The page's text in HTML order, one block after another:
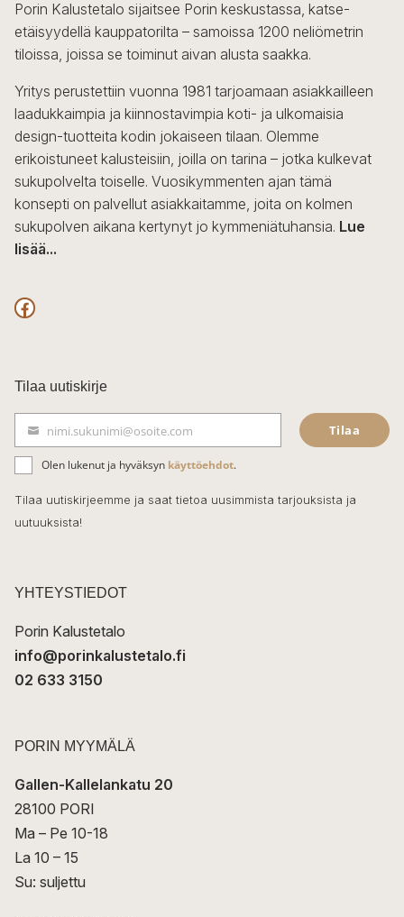
Porin Kalustetalo sijaitsee Porin keskustassa, katse-
etäisyydellä kauppatorilta – samoissa 1200 neliömetrin
tiloissa, joissa se toiminut aivan alusta saakka.
Yritys perustettiin vuonna 1981 tarjoamaan asiakkailleen
laadukkaimpia ja kiinnostavimpia koti- ja ulkomaisia
design-tuotteita kodin jokaiseen tilaan. Olemme
erikoistuneet kalusteisiin, joilla on tarina – jotka kulkevat
sukupolvelta toiselle. Vuosikymmenten ajan tämä
konsepti on palvellut asiakkaitamme, joita on kolmen
sukupolven aikana kertynyt jo kymmeniätuhansia. Lue
lisää...
F
c
e
b
o
o
k
Tilaa uutiskirje
ä
h
k
t
nimi.sukunimi@osoite.com Tilaa
Olen lukenut ja hyväksyn käyttöehdot.
Tilaa uutiskirjeemme ja saat tietoa uusimmista tarjouksista ja
uutuuksista!
YHTEYSTIEDOT
Porin Kalustetalo
info@porinkalustetalo.fi
02 633 3150
PORIN MYYMÄLÄ
Gallen-Kallelankatu 20
28100 PORI
Ma – Pe 10-18
La 10 – 15
Su: suljettu